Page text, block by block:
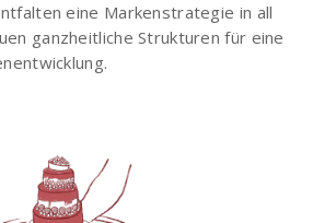
eine Markenstrategie in all
ganzheitliche Strukturen für eine